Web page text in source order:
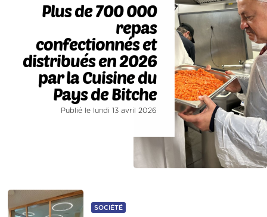
Plus de 700 000
repas
confectionnés et
distribués en 2026
par la Cuisine du
Pays de Bitche
Publié le lundi 13 avril 2026
SOCIÉTÉ